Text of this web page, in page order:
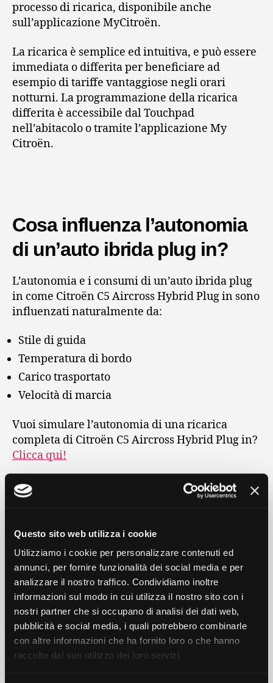
Questo sito web utilizza i cookie
Utilizziamo i cookie per personalizzare contenuti ed
annunci, per fornire funzionalità dei social media e per
analizzare il nostro traffico. Condividiamo inoltre
informazioni sul modo in cui utilizza il nostro sito con i
nostri partner che si occupano di analisi dei dati web,
pubblicità e social media, i quali potrebbero combinarle
con altre informazioni che ha fornito loro o che hanno
raccolto dal suo utilizzo dei loro servizi.
processo di ricarica, disponibile anche
sull’applicazione MyCitroën.
La ricarica è semplice ed intuitiva, e può essere
immediata o differita per beneficiare ad
esempio di tariffe vantaggiose negli orari
notturni. La programmazione della ricarica
differita è accessibile dal Touchpad
nell’abitacolo o tramite l’applicazione My
Citroën.
Cosa influenza l’autonomia
di un’auto ibrida plug in?
L’autonomia e i consumi di un’auto ibrida plug
in come Citroën C5 Aircross Hybrid Plug in sono
influenzati naturalmente da:
Stile di guida
Temperatura di bordo
Carico trasportato
Velocità di marcia
Vuoi simulare l’autonomia di una ricarica
completa di Citroën C5 Aircross Hybrid Plug in?
Clicca qui!
Tecnologie connesse di
HybridPlug in
Nuovo SUV C5 Aircross Hybrid Plug-in offre
numerose tecnologie di connettività, come:
Citroën Connect Play, che integra la funzione
Mirror Screen compatibile con Apple Carplay
e Android Auto, per viaggi rilassanti e